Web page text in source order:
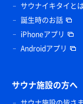
サウナイキタイと
誕生時のお話
iPhoneアプリ
Androidアプリ
サウナ施設の方へ